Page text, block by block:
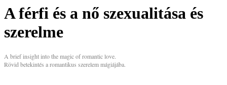
A férfi és a nő szexualitása és
szerelme
A brief insight into the magic of romantic love.
Rövid betekintés a romantikus szerelem mágiájába.